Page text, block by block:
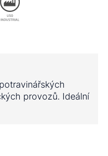
provozů. Ideální